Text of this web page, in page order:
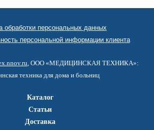
обработки персональных данных
персональной информации клиента
, ООО «МЕДИЦИНСКАЯ ТЕХНИКА»:
техника для дома и больниц
Каталог
Статьи
Доставка